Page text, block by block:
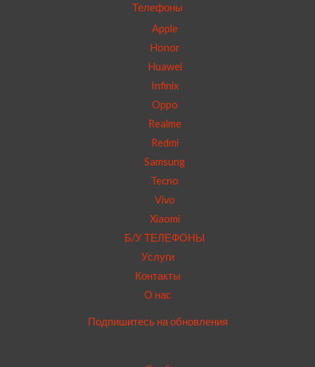
Телефоны
Apple
Honor
Huawei
Infinix
Oppo
Realme
Redmi
Samsung
Tecno
Vivo
Xiaomi
Б/У ТЕЛЕФОНЫ
Услуги
Контакты
О нас
Подпишитесь на обновления